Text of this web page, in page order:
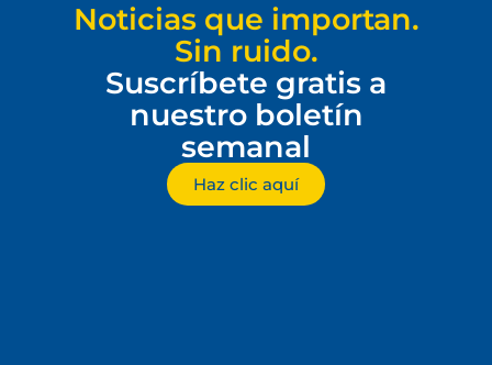
Noticias que importan.
Sin ruido.
Suscríbete gratis a
nuestro boletín
semanal
Haz clic aquí